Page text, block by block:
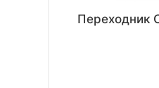
Переходник